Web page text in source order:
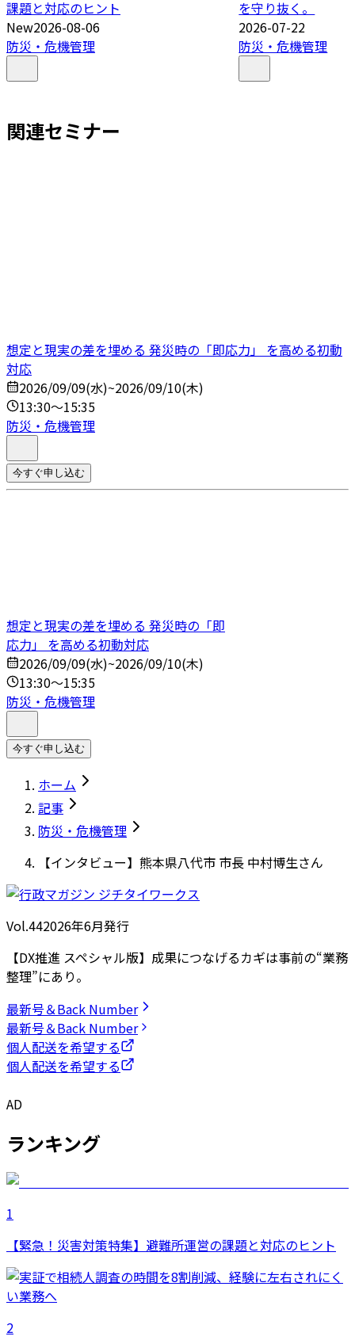
課題と対応のヒント
New2026-08-06
防災・危機管理
を守り抜く。
2026-07-22
防災・危機管理
関連セミナー
想定と現実の差を埋める 発災時の「即応力」 を高める初動
対応
2026/09/09(水)~2026/09/10(木)
13:30～15:35
防災・危機管理
今すぐ申し込む
想定と現実の差を埋める 発災時の「即
応力」 を高める初動対応
2026/09/09(水)~2026/09/10(木)
13:30～15:35
防災・危機管理
今すぐ申し込む
ホーム
記事
防災・危機管理
【インタビュー】熊本県八代市 市長 中村博生さん
Vol.442026年6月発行
【DX推進 スペシャル版】成果につなげるカギは事前の“業務
整理”にあり。
最新号＆Back Number
最新号＆Back Number
個人配送を希望する
個人配送を希望する
AD
ランキング
1
【緊急！災害対策特集】避難所運営の課題と対応のヒント
2